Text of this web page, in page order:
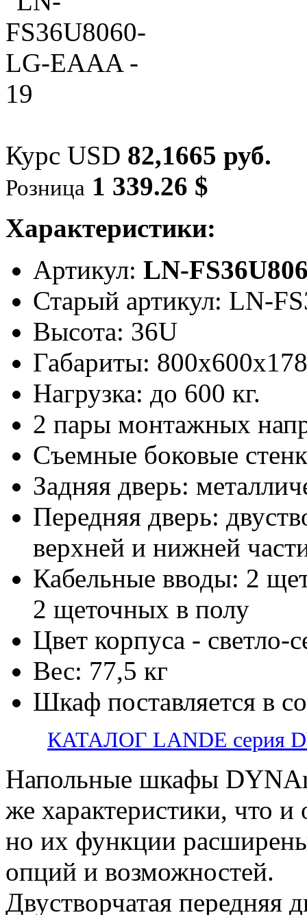
Курс USD 82,1665 руб.
Розница 1 339.26 $
Характеристики:
Артикул: LN-
Старый артикул: LN-
Высота: 36U
Габариты:
Нагрузка: до 600 кг.
2 пары монтажных
Съемные боковые
Задняя дверь:
Передняя дверь:
верхней и нижней
Кабельные вводы: 2
2 щеточных в полу
Цвет корпуса -
Вес: 77,5 кг
Шкаф поставляется в
КАТАЛОГ LANDE серия
Напольные шкафы
же характеристики, что
но их функции
опций и возможностей.
Двустворчатая передняя